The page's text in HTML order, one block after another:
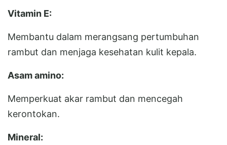
Vitamin E:
Membantu dalam merangsang pertumbuhan
rambut dan menjaga kesehatan kulit kepala.
Asam amino:
Memperkuat akar rambut dan mencegah
kerontokan.
Mineral: